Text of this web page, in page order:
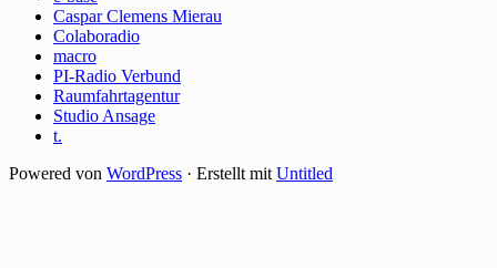
Caspar Clemens Mierau
Colaboradio
macro
PI-Radio Verbund
Raumfahrtagentur
Studio Ansage
t.
Powered von WordPress · Erstellt mit Untitled